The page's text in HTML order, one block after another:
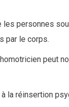
les personnes
par le corps.
peut
la réinsertion